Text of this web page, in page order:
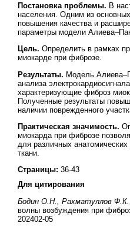
Постановка проблемы. В
населения. Одним из
повышения качества и
параметры модели
Цель. Определить в рамках
миокарде при фиброзе.
Результаты. Модель
анализа
характеризующие фиброз
Полученные результаты
наличии поврежденного
Практическая значимость.
миокарда при фиброзе
для различных
ткани.
Страницы: 36-43
Для цитирования
Бодин О.Н., Рахматуллов
волны возбуждения при
202402-05